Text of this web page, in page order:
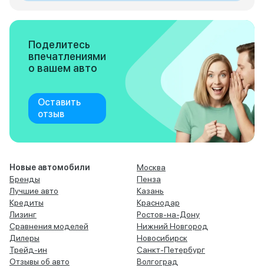
Поделитесь
впечатлениями
о вашем авто
Оставить
отзыв
Новые автомобили
Бренды
Лучшие авто
Кредиты
Лизинг
Сравнения моделей
Дилеры
Трейд-ин
Отзывы об авто
Москва
Пенза
Казань
Краснодар
Ростов-на-Дону
Нижний Новгород
Новосибирск
Санкт-Петербург
Волгоград